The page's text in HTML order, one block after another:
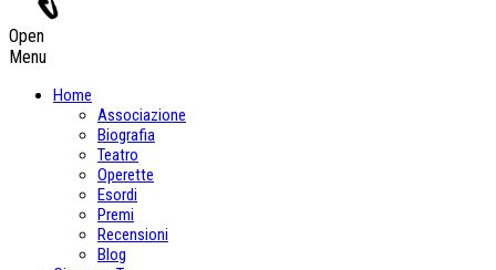
Open
Menu
Home
Associazione
Biografia
Teatro
Operette
Esordi
Premi
Recensioni
Blog